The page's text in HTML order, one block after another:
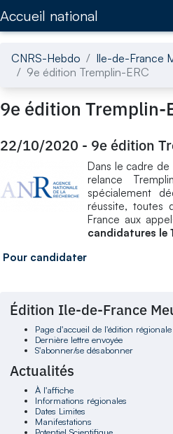
Accueil national
CNRS-Hebdo Ile-de-France
9e édition Tremplin-ERC
9e édition Tremplin-
22/10/2020 - 9e édition
Dans le cadre de
relance
spécialement
réussite, toutes
France aux
candidatures le
Pour candidater
Édition Ile-de-France
Page d'accueil de l'édition régionale
Dernière lettre envoyée
S'abonner/se désabonner
Actualités
À l'affiche
Informations régionales
Dates Limites
Manifestations
Potentiel Scientifique